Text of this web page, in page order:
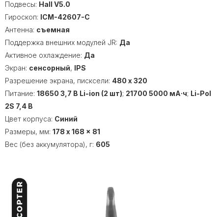
Подвесы: Hall V5.0
Гироскоп: ICM-42607-C
Антенна: съемная
Поддержка внешних модулей JR: Да
Активное охлаждение: Да
Экран: сенсорный, IPS
Разрешение экрана, писксели: 480 x 320
Питание: 18650 3,7 В Li-ion (2 шт); 21700 5000 мА·ч; Li-Pol
2S 7,4 В
Цвет корпуса: Синий
Размеры, мм: 178 x 168 x 81
Вес (без аккумулятора), г: 605